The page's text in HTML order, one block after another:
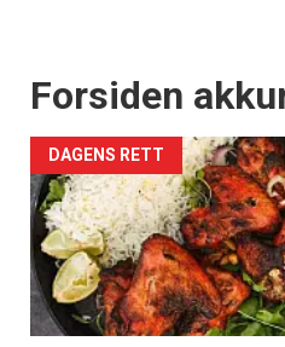
Forsiden
DAGENS RETT